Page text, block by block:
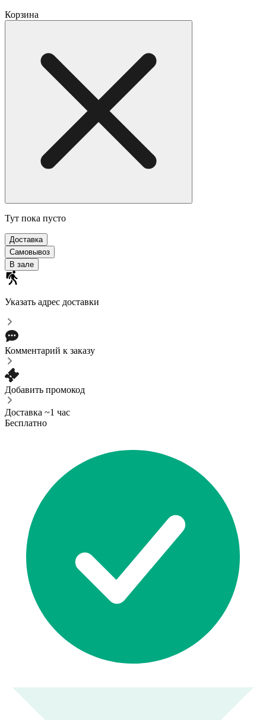
Корзина
Тут пока пусто
Доставка
Самовывоз
В зале
Указать адрес доставки
Комментарий к заказу
Добавить промокод
Доставка ~1 час
Бесплатно